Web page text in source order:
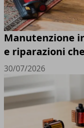
Manutenzione
e riparazioni
30/07/2026